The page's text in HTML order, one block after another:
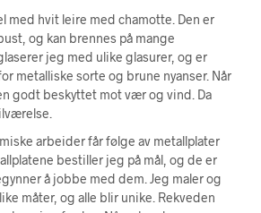
med hvit leire med chamotte. Den er
og kan brennes på mange
jeg med ulike glasurer, og er
metalliske sorte og brune nyanser. Når
godt beskyttet mot vær og vind. Da
arbeider får følge av metallplater
bestiller jeg på mål, og de er
å jobbe med dem. Jeg maler og
måter, og alle blir unike. Rekveden